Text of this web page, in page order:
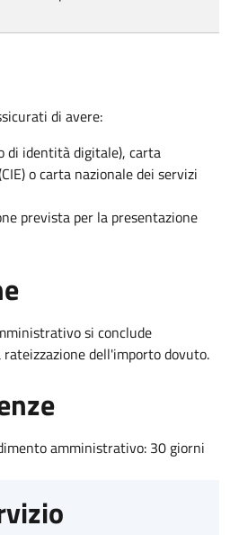
di avere:
di identità digitale), carta
o carta nazionale dei servizi
prevista per la presentazione
si conclude
dell'importo dovuto.
amministrativo: 30 giorni